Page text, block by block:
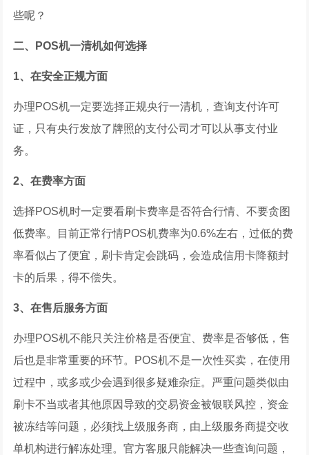
些呢？
二、POS机一清机如何选择
1、在安全正规方面
办理POS机一定要选择正规央行一清机，查询支付许可
证，只有央行发放了牌照的支付公司才可以从事支付业
务。
2、在费率方面
选择POS机时一定要看刷卡费率是否符合行情、不要贪图
低费率。目前正常行情POS机费率为0.6%左右，过低的费
率看似占了便宜，刷卡肯定会跳码，会造成信用卡降额封
卡的后果，得不偿失。
3、在售后服务方面
办理POS机不能只关注价格是否便宜、费率是否够低，售
后也是非常重要的环节。POS机不是一次性买卖，在使用
过程中，或多或少会遇到很多疑难杂症。严重问题类似由
刷卡不当或者其他原因导致的交易资金被银联风控，资金
被冻结等问题，必须找上级服务商，由上级服务商提交收
单机构进行解冻处理。官方客服只能解决一些查询问题，